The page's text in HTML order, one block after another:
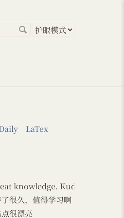
LaTex
knowledge. Kudos!
很久，值得学习啊
很漂亮